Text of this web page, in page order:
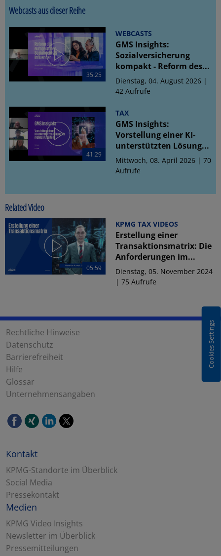
Webcasts aus dieser Reihe
35:25
WEBCASTS
GMS Insights:
Sozialversicherung
kompakt - Reform des...
Dienstag, 04. August 2026 |
42 Aufrufe
41:29
TAX
GMS Insights:
Vorstellung einer KI-
unterstützten Lösung...
Mittwoch, 08. April 2026 | 70
Aufrufe
Related Video
05:59
KPMG TAX VIDEOS
Erstellung einer
Transaktionsmatrix: Die
Anforderungen im...
Dienstag, 05. November 2024
| 75 Aufrufe
Cookies Settings
Rechtliche Hinweise
Datenschutz
Barrierefreiheit
Hilfe
Glossar
Unternehmensangaben
Kontakt
KPMG-Standorte im Überblick
Social Media
Pressekontakt
Medien
KPMG Video Insights
Newsletter im Überblick
Pressemitteilungen